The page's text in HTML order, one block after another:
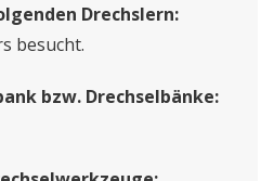
Drechslern:
besucht.
bzw. Drechselbänke: